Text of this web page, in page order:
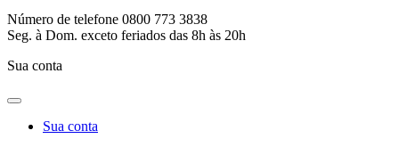
Número de telefone 0800 773 3838
Seg. à Dom. exceto feriados das 8h às 20h
Sua conta
Sua conta